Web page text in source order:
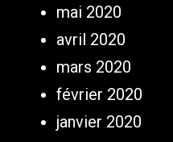
mai 2020
avril 2020
mars 2020
février 2020
janvier 2020